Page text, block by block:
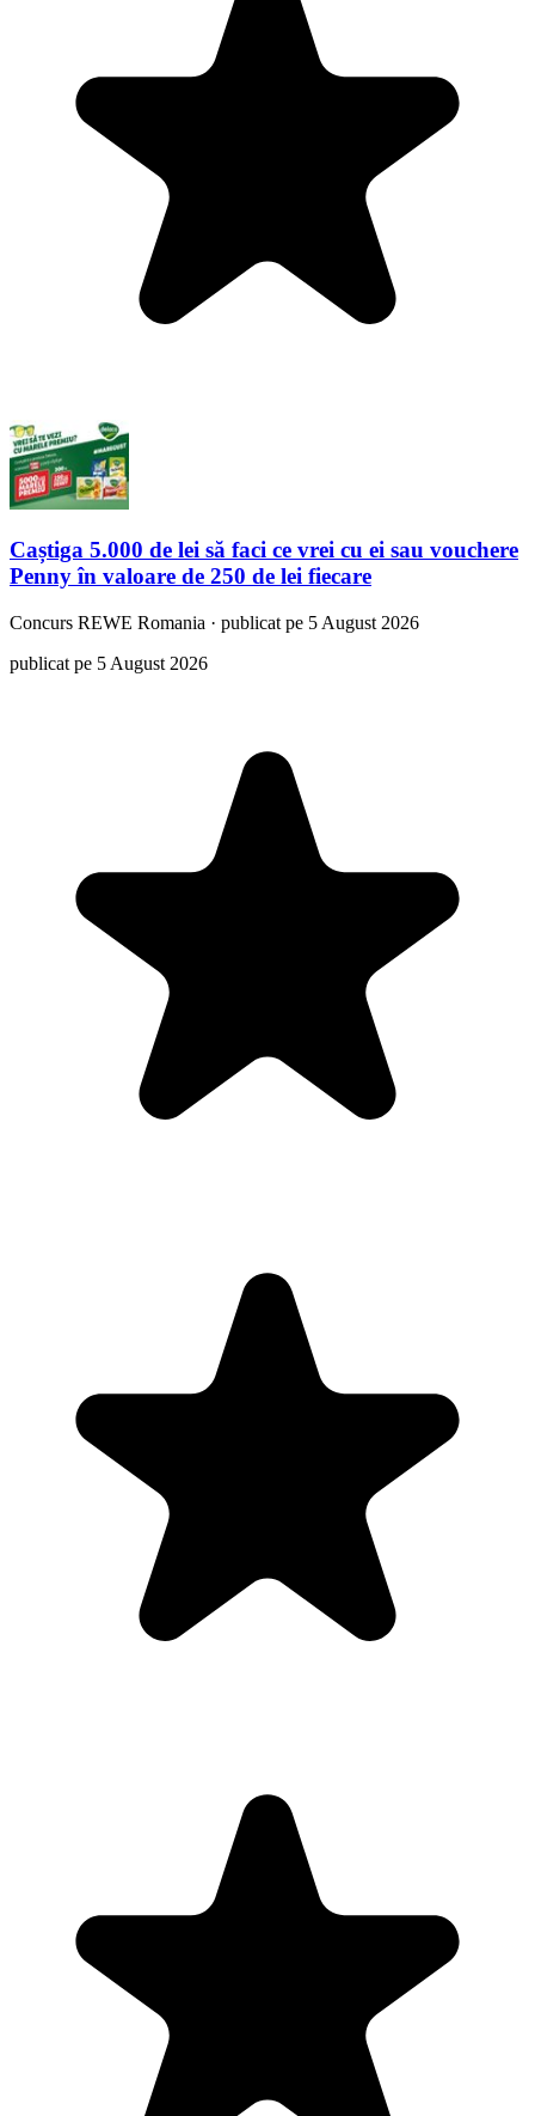
Caștiga 5.000 de lei să faci ce vrei cu ei sau vouchere
Penny în valoare de 250 de lei fiecare
Concurs REWE Romania · publicat pe 5 August 2026
publicat pe 5 August 2026